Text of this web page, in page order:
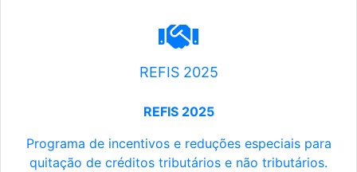
REFIS 2025
REFIS 2025
Programa de incentivos e reduções especiais para
quitação de créditos tributários e não tributários.